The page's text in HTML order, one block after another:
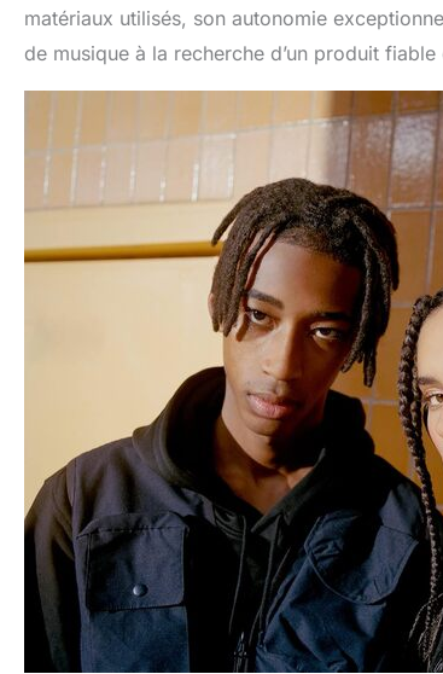
matériaux utilisés, son autonomie
de musique à la recherche d’un produit fiable